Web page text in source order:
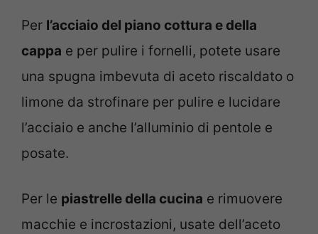
Per l’acciaio del piano cottura e della
cappa e per pulire i fornelli, potete usare
una spugna imbevuta di aceto riscaldato o
limone da strofinare per pulire e lucidare
l’acciaio e anche l’alluminio di pentole e
posate.
Per le piastrelle della cucina e rimuovere
macchie e incrostazioni, usate dell’aceto